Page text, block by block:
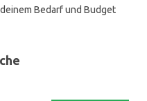
Bedarf und Budget